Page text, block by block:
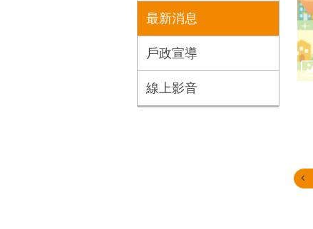
最新消息
戶政宣導
線上影音